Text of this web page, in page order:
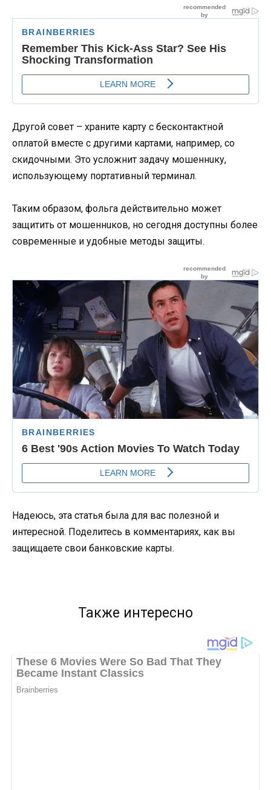
Другой совет – храните карту с бесконтактной
оплатой вместе с другими картами, например, со
скидочными. Это усложнит задачу мошеннuку,
использующему портативный терминал.
Таким образом, фольга действительно может
защитить от мошеннuков, но сегодня доступны более
современные и удобные методы защиты.
Надеюсь, эта статья была для вас полезной и
интересной. Поделитесь в комментариях, как вы
защищаете свои банковские карты.
Также интересно